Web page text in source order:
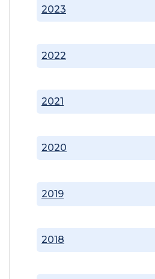
2018
2019
2020
2021
2022
2023